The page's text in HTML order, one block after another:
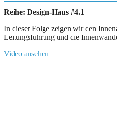
Reihe: Design-Haus #4.1
In dieser Folge zeigen wir den
Leitungsführung und die
Video ansehen